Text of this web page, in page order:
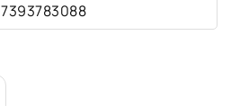
7393783088